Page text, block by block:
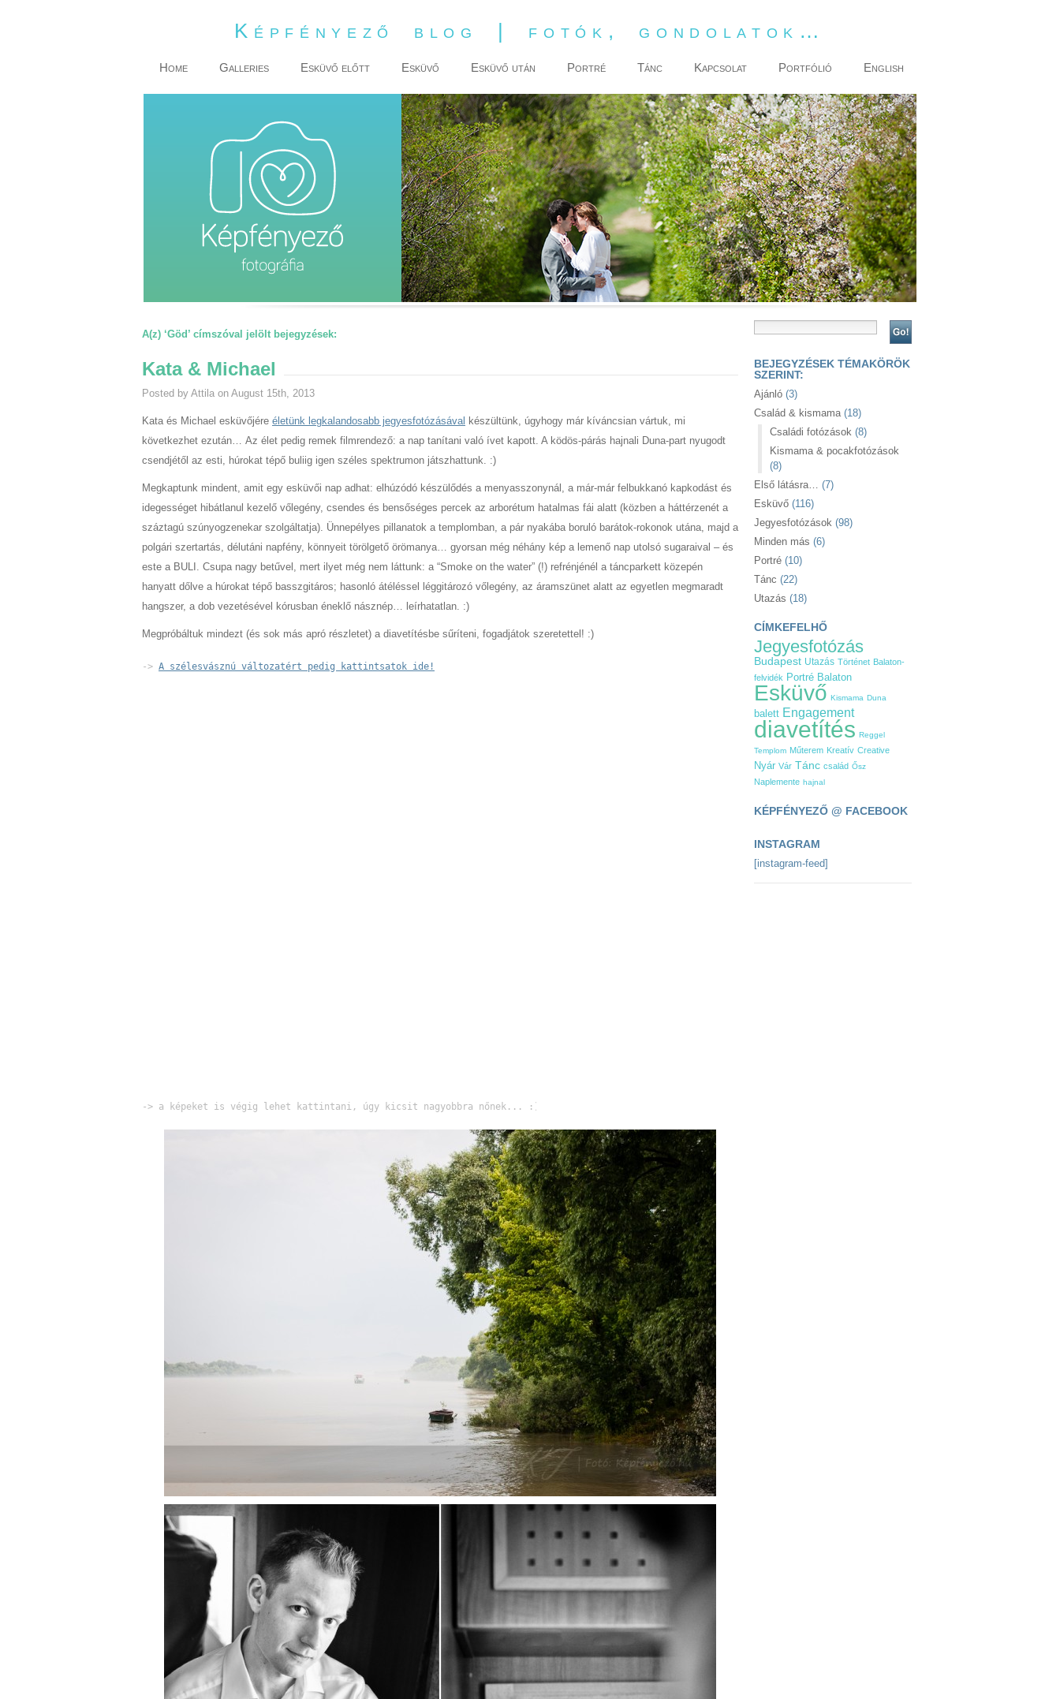
Képfényező blog | fotók, gondolatok…
Home Galleries Esküvő előtt Esküvő Esküvő után Portré Tánc Kapcsolat Portfólió English
A(z) ‘Göd’ címszóval jelölt bejegyzések:
Kata & Michael
Posted by Attila on August 15th, 2013
Kata és Michael esküvőjére életünk legkalandosabb jegyesfotózásával készültünk, úgyhogy már kíváncsian vártuk, mi
következhet ezután… Az élet pedig remek filmrendező: a nap tanítani való ívet kapott. A ködös-párás hajnali Duna-part nyugodt
csendjétől az esti, húrokat tépő buliig igen széles spektrumon játszhattunk. :)
Megkaptunk mindent, amit egy esküvői nap adhat: elhúzódó készülődés a menyasszonynál, a már-már felbukkanó kapkodást és
idegességet hibátlanul kezelő vőlegény, csendes és bensőséges percek az arborétum hatalmas fái alatt (közben a háttérzenét a
száztagú szúnyogzenekar szolgáltatja). Ünnepélyes pillanatok a templomban, a pár nyakába boruló barátok-rokonok utána, majd a
polgári szertartás, délutáni napfény, könnyeit törölgető örömanya… gyorsan még néhány kép a lemenő nap utolsó sugaraival – és
este a BULI. Csupa nagy betűvel, mert ilyet még nem láttunk: a “Smoke on the water” (!) refrénjénél a táncparkett közepén
hanyatt dőlve a húrokat tépő basszgitáros; hasonló átéléssel léggitározó vőlegény, az áramszünet alatt az egyetlen megmaradt
hangszer, a dob vezetésével kórusban éneklő násznép… leírhatatlan. :)
Megpróbáltuk mindezt (és sok más apró részletet) a diavetítésbe sűríteni, fogadjátok szeretettel! :)
-> A szélesvásznú változatért pedig kattintsatok ide!
-> a képeket is végig lehet kattintani, úgy kicsit nagyobbra nőnek... :)
BEJEGYZÉSEK TÉMAKÖRÖK
SZERINT:
Ajánló (3)
Család & kismama(18)
Családi fotózások (8)
Kismama & pocakfotózások
(8)
Első látásra… (7)
Esküvő (116)
Jegyesfotózások (98)
Minden más (6)
Portré (10)
Tánc (22)
Utazás (18)
CÍMKEFELHŐ
Jegyesfotózás
Budapest Utazás Történet Balaton-
felvidék Portré Balaton
Esküvő Kismama Duna
balett Engagement
diavetítés Reggel
Templom Műterem Kreatív Creative
Nyár Vár Tánc család Ősz
Naplemente hajnal
KÉPFÉNYEZŐ @ FACEBOOK
INSTAGRAM
[instagram-feed]